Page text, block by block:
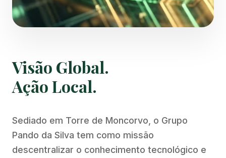
Visão Global.
Ação Local.
Sediado em Torre de Moncorvo, o Grupo
Pando da Silva tem como missão
descentralizar o conhecimento tecnológico e